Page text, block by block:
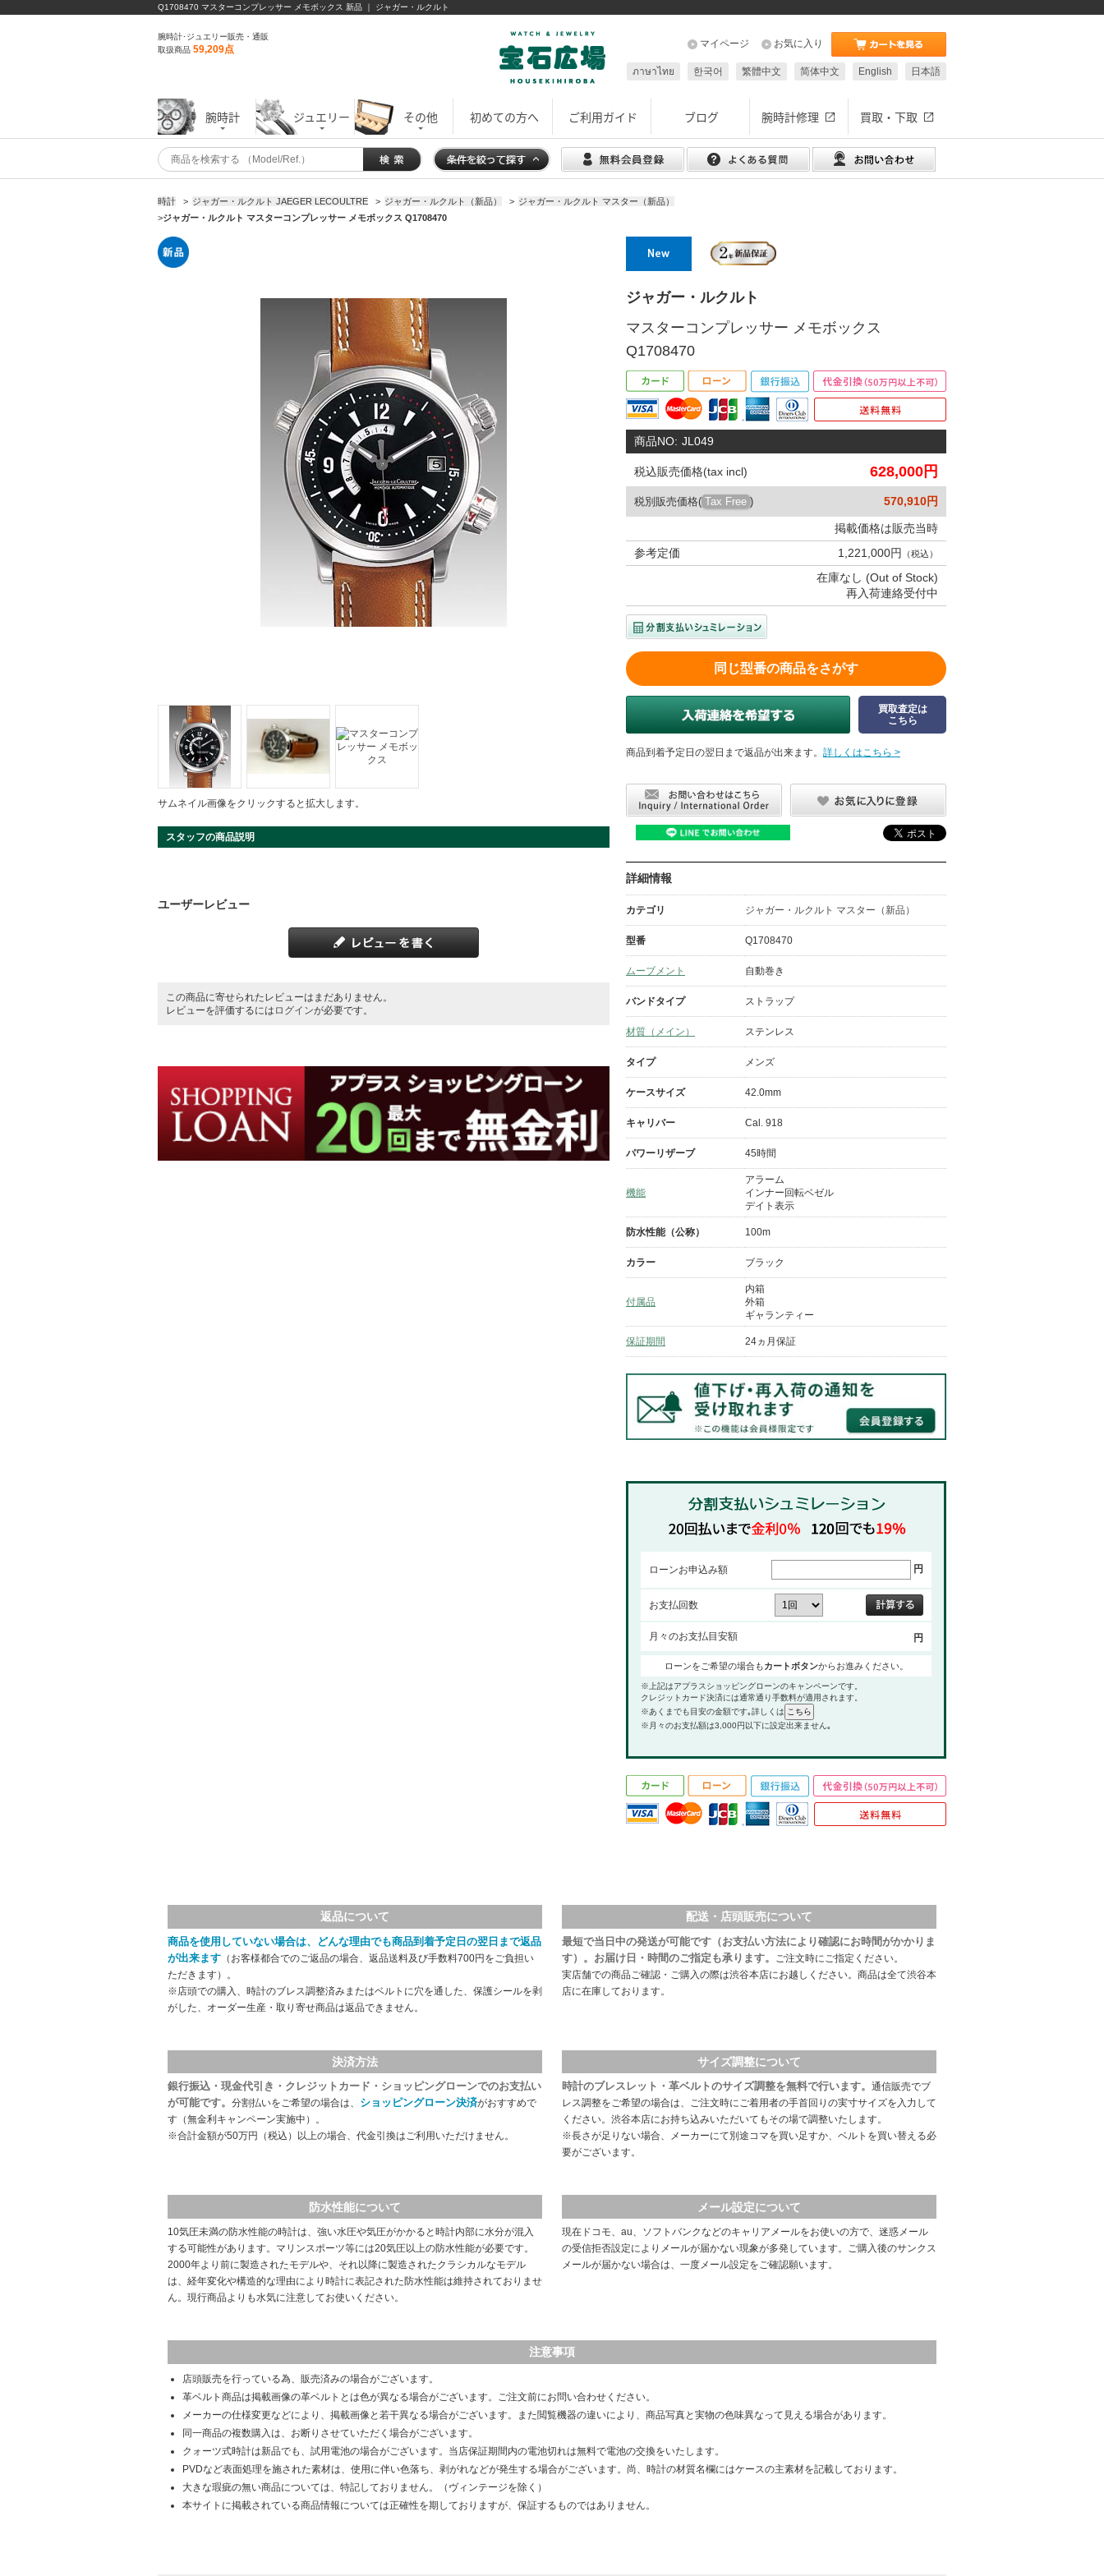
Q1708470 マスターコンプレッサー メモボックス 新品 ｜ ジャガー・ルクルト
腕時計･ジュエリー販売・通販
取扱商品 59,209点 お気に入り
マイページ
日本語
English
简体中文
繁體中文
한국어
ภาษาไทย
腕時計 ジュエリー その他 初めての方へ ご利用ガイド ブログ 腕時計修理 買取・下取
時計 > ジャガー・ルクルト JAEGER LECOULTRE > ジャガー・ルクルト（新品） > ジャガー・ルクルト マスター（新品）
>ジャガー・ルクルト マスターコンプレッサー メモボックス Q1708470
サムネイル画像をクリックすると拡大します。
スタッフの商品説明
ユーザーレビュー
この商品に寄せられたレビューはまだありません。
レビューを評価するには ログインが必要です。
ジャガー・ルクルト
マスターコンプレッサー メモボックス
Q1708470
商品NO: JL049
税込販売価格(tax incl) 628,000円
税別販売価格( Tax Free ) 570,910円
掲載価格は販売当時
参考定価
1,221,000円 （税込）
在庫なし (Out of Stock)
再入荷連絡受付中
同じ型番の商品をさがす
買取査定は
こちら
商品到着予定日の翌日まで返品が出来ます。 詳しくはこちら >
詳細情報
カテゴリ ジャガー・ルクルト マスター（新品）
型番 Q1708470
ムーブメント 自動巻き
バンドタイプ ストラップ
材質（メイン） ステンレス
タイプ メンズ
ケースサイズ 42.0mm
キャリバー Cal. 918
パワーリザーブ 45時間
機能
アラーム
インナー回転ベゼル
デイト表示
防水性能（公称） 100m
カラー ブラック
付属品
内箱
外箱
ギャランティー
保証期間 24ヵ月保証
ローンお申込み額 円
お支払回数
月々のお支払目安額 円
ローンをご希望の場合もカートボタンからお進みください。
※上記はアプラスショッピングローンのキャンペーンです。
クレジットカード決済には通常通り手数料が適用されます。
※あくまでも目安の金額です｡詳しくは
※月々のお支払額は3,000円以下に設定出来ません｡
返品について
商品を使用していない場合は、どんな理由でも商品到着予定日の翌日まで返品
が出来ます （お客様都合でのご返品の場合、返品送料及び手数料700円をご負担い
ただきます）。
※店頭での購入、時計のブレス調整済みまたはベルトに穴を通した、保護シールを剥
がした、オーダー生産・取り寄せ商品は返品できません。
配送・店頭販売について
最短で当日中の発送が可能です（お支払い方法により確認にお時間がかかりま
す）。お届け日・時間のご指定も承ります。
ご注文時にご指定ください。
実店舗での商品ご確認・ご購入の際は渋谷本店にお越しください。商品は全て渋谷本
店に在庫しております。
決済方法
銀行振込・現金代引き・クレジットカード・ショッピングローンでのお支払い
が可能です。 分割払いをご希望の場合は、 ショッピングローン決済がおすすめで
す（無金利キャンペーン実施中）。
※合計金額が50万円（税込）以上の場合、代金引換はご利用いただけません。
サイズ調整について
時計のブレスレット・革ベルトのサイズ調整を無料で行います。 通信販売でブ
レス調整をご希望の場合は、ご注文時にご着用者の手首回りの実寸サイズを入力して
ください。渋谷本店にお持ち込みいただいてもその場で調整いたします。
※長さが足りない場合、メーカーにて別途コマを買い足すか、ベルトを買い替える必
要がございます。
防水性能について
10気圧未満の防水性能の時計は、強い水圧や気圧がかかると時計内部に水分が混入
する可能性があります。マリンスポーツ等には20気圧以上の防水性能が必要です。
2000年より前に製造されたモデルや、それ以降に製造されたクラシカルなモデル
は、経年変化や構造的な理由により時計に表記された防水性能は維持されておりませ
ん。現行商品よりも水気に注意してお使いください。
メール設定について
現在ドコモ、au、ソフトバンクなどのキャリアメールをお使いの方で、迷惑メール
の受信拒否設定によりメールが届かない現象が多発しています。ご購入後のサンクス
メールが届かない場合は、一度メール設定をご確認願います。
注意事項
店頭販売を行っている為、販売済みの場合がございます。
革ベルト商品は掲載画像の革ベルトとは色が異なる場合がございます。ご注文前にお問い合わせください。
メーカーの仕様変更などにより、掲載画像と若干異なる場合がございます。また閲覧機器の違いにより、商品写真と実物の色味異なって見える場合があります。
同一商品の複数購入は、お断りさせていただく場合がございます。
クォーツ式時計は新品でも、試用電池の場合がございます。当店保証期間内の電池切れは無料で電池の交換をいたします。
PVDなど表面処理を施された素材は、使用に伴い色落ち、剥がれなどが発生する場合がございます。尚、時計の材質名欄にはケースの主素材を記載しております。
大きな瑕疵の無い商品については、特記しておりません。（ヴィンテージを除く）
本サイトに掲載されている商品情報については正確性を期しておりますが、保証するものではありません。